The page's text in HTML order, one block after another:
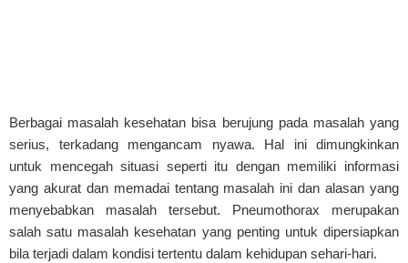
Berbagai masalah kesehatan bisa berujung pada masalah yang
serius, terkadang mengancam nyawa. Hal ini dimungkinkan
untuk mencegah situasi seperti itu dengan memiliki informasi
yang akurat dan memadai tentang masalah ini dan alasan yang
menyebabkan masalah tersebut. Pneumothorax merupakan
salah satu masalah kesehatan yang penting untuk dipersiapkan
bila terjadi dalam kondisi tertentu dalam kehidupan sehari-hari.